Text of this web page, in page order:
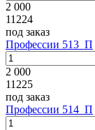
2 000
11224
под заказ
Профессии 513_П
2 000
11225
под заказ
Профессии 514_П